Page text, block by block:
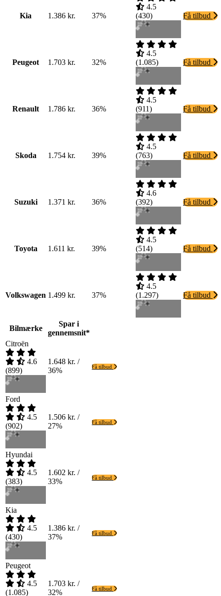
Kia 1.386 kr. 37%
4.5
(430) Få tilbud
Peugeot 1.703 kr. 32%
4.5
(1.085) Få tilbud
Renault 1.786 kr. 36%
4.5
(911) Få tilbud
Skoda 1.754 kr. 39%
4.5
(763) Få tilbud
Suzuki 1.371 kr. 36%
4.6
(392) Få tilbud
Toyota 1.611 kr. 39%
4.5
(514) Få tilbud
Volkswagen 1.499 kr. 37%
4.5
(1.297) Få tilbud
Bilmærke
Spar i
gennemsnit*
Citroën
4.6
(899)
1.648 kr. /
36%
Få tilbud
Ford
4.5
(902)
1.506 kr. /
27%
Få tilbud
Hyundai
4.5
(383)
1.602 kr. /
33%
Få tilbud
Kia
4.5
(430)
1.386 kr. /
37%
Få tilbud
Peugeot
4.5
(1.085)
1.703 kr. /
32%
Få tilbud